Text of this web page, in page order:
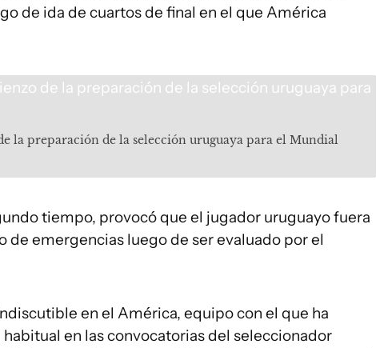
de ida de cuartos de final en el que América
la preparación de la selección uruguaya para el Mundial
tiempo, provocó que el jugador uruguayo fuera
de emergencias luego de ser evaluado por el
en el América, equipo con el que ha
en las convocatorias del seleccionador